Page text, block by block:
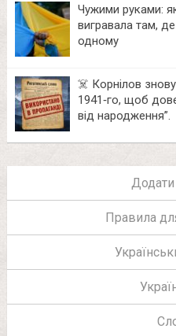
Чужими руками:
вигравала там,
одному
☠️ Корнілов
1941‑го, щоб
від народження”.
Правила